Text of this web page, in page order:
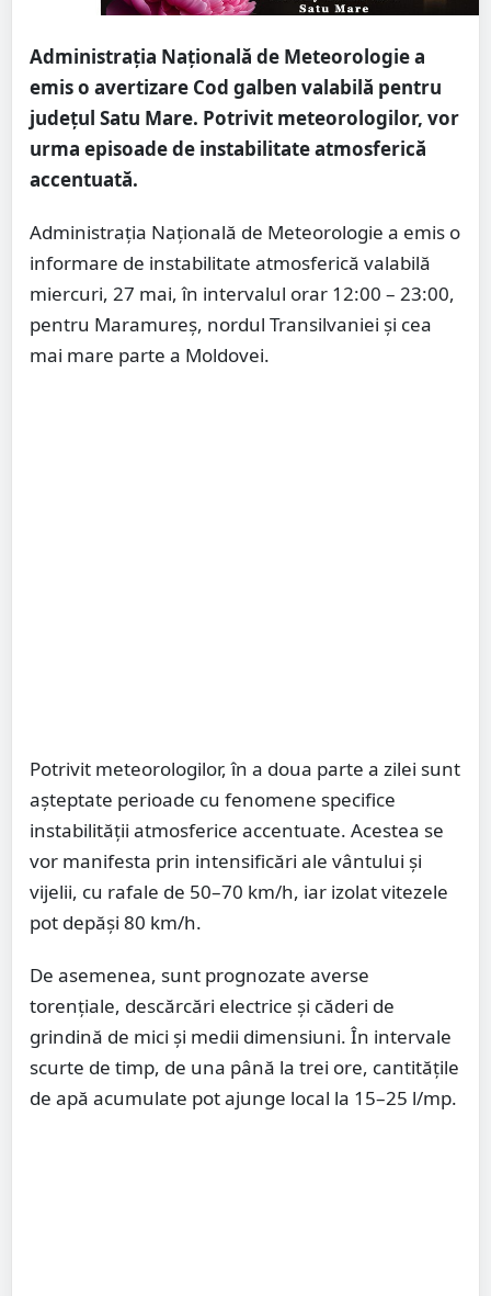
Administrația Națională de Meteorologie a
emis o avertizare Cod galben valabilă pentru
județul Satu Mare. Potrivit meteorologilor, vor
urma episoade de instabilitate atmosferică
accentuată.
Administrația Națională de Meteorologie a emis o
informare de instabilitate atmosferică valabilă
miercuri, 27 mai, în intervalul orar 12:00 – 23:00,
pentru Maramureș, nordul Transilvaniei și cea
mai mare parte a Moldovei.
Potrivit meteorologilor, în a doua parte a zilei sunt
așteptate perioade cu fenomene specifice
instabilității atmosferice accentuate. Acestea se
vor manifesta prin intensificări ale vântului și
vijelii, cu rafale de 50–70 km/h, iar izolat vitezele
pot depăși 80 km/h.
De asemenea, sunt prognozate averse
torențiale, descărcări electrice și căderi de
grindină de mici și medii dimensiuni. În intervale
scurte de timp, de una până la trei ore, cantitățile
de apă acumulate pot ajunge local la 15–25 l/mp.